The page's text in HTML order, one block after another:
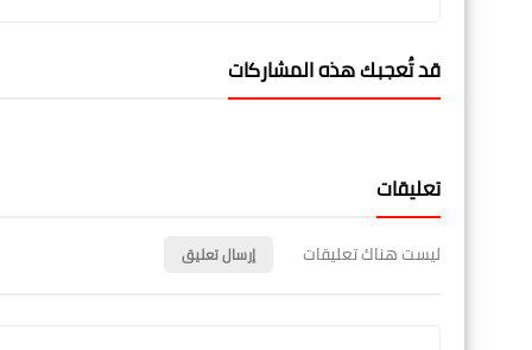
قد تُعجبك هذه المشاركات
تعليقات
ليست هناك تعليقات إرسال تعليق